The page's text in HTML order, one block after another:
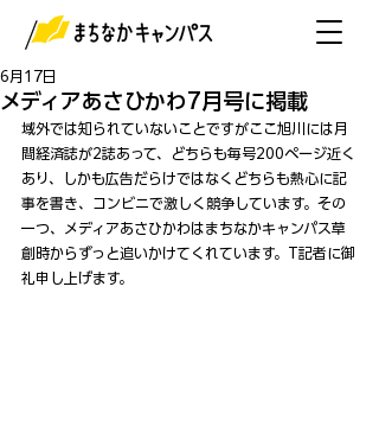
メディアあさひかわ7月号に掲載
6月17日
域外では知られていないことですがここ旭川には月
間経済誌が2誌あって、どちらも毎号200ページ近く
あり、しかも広告だらけではなくどちらも熱心に記
事を書き、コンビニで激しく競争しています。その
一つ、メディアあさひかわはまちなかキャンパス草
創時からずっと追いかけてくれています。T記者に御
礼申し上げます。